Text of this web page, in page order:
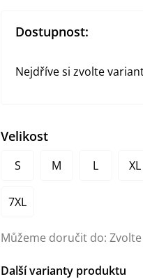
Velikost
S M L XL
7XL
Můžeme doručit do:
Dostupnost:
Nejdříve si zvolte